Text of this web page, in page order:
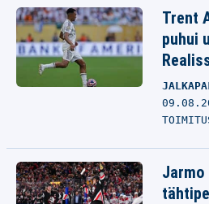
Trent
puhui
Jarmo